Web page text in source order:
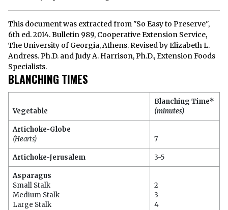
This document was extracted from "So Easy to Preserve",
6th ed. 2014. Bulletin 989, Cooperative Extension Service,
The University of Georgia, Athens. Revised by Elizabeth L.
Andress. Ph.D. and Judy A. Harrison, Ph.D., Extension Foods
Specialists.
BLANCHING TIMES
Vegetable
Blanching Time*
(minutes)
Artichoke-Globe
(Hearts)
7
Artichoke-Jerusalem 3-5
Asparagus
Small Stalk
Medium Stalk
Large Stalk
2
3
4